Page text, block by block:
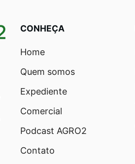
CONHEÇA
Home
Quem somos
Expediente
Comercial
Podcast AGRO2
Contato